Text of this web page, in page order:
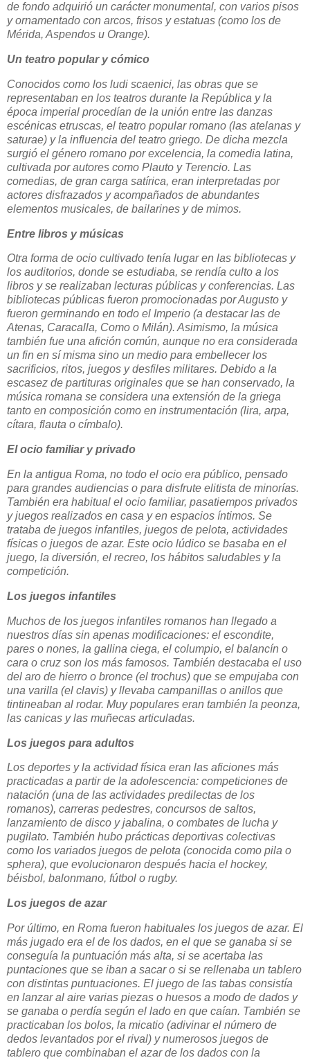
de fondo adquirió un carácter monumental, con varios pisos
y ornamentado con arcos, frisos y estatuas (como los de
Mérida, Aspendos u Orange).
Un teatro popular y cómico
Conocidos como los ludi scaenici, las obras que se
representaban en los teatros durante la República y la
época imperial procedían de la unión entre las danzas
escénicas etruscas, el teatro popular romano (las atelanas y
saturae) y la influencia del teatro griego. De dicha mezcla
surgió el género romano por excelencia, la comedia latina,
cultivada por autores como Plauto y Terencio. Las
comedias, de gran carga satírica, eran interpretadas por
actores disfrazados y acompañados de abundantes
elementos musicales, de bailarines y de mimos.
Entre libros y músicas
Otra forma de ocio cultivado tenía lugar en las bibliotecas y
los auditorios, donde se estudiaba, se rendía culto a los
libros y se realizaban lecturas públicas y conferencias. Las
bibliotecas públicas fueron promocionadas por Augusto y
fueron germinando en todo el Imperio (a destacar las de
Atenas, Caracalla, Como o Milán). Asimismo, la música
también fue una afición común, aunque no era considerada
un fin en sí misma sino un medio para embellecer los
sacrificios, ritos, juegos y desfiles militares. Debido a la
escasez de partituras originales que se han conservado, la
música romana se considera una extensión de la griega
tanto en composición como en instrumentación (lira, arpa,
cítara, flauta o címbalo).
El ocio familiar y privado
En la antigua Roma, no todo el ocio era público, pensado
para grandes audiencias o para disfrute elitista de minorías.
También era habitual el ocio familiar, pasatiempos privados
y juegos realizados en casa y en espacios íntimos. Se
trataba de juegos infantiles, juegos de pelota, actividades
físicas o juegos de azar. Este ocio lúdico se basaba en el
juego, la diversión, el recreo, los hábitos saludables y la
competición.
Los juegos infantiles
Muchos de los juegos infantiles romanos han llegado a
nuestros días sin apenas modificaciones: el escondite,
pares o nones, la gallina ciega, el columpio, el balancín o
cara o cruz son los más famosos. También destacaba el uso
del aro de hierro o bronce (el trochus) que se empujaba con
una varilla (el clavis) y llevaba campanillas o anillos que
tintineaban al rodar. Muy populares eran también la peonza,
las canicas y las muñecas articuladas.
Los juegos para adultos
Los deportes y la actividad física eran las aficiones más
practicadas a partir de la adolescencia: competiciones de
natación (una de las actividades predilectas de los
romanos), carreras pedestres, concursos de saltos,
lanzamiento de disco y jabalina, o combates de lucha y
pugilato. También hubo prácticas deportivas colectivas
como los variados juegos de pelota (conocida como pila o
sphera), que evolucionaron después hacia el hockey,
béisbol, balonmano, fútbol o rugby.
Los juegos de azar
Por último, en Roma fueron habituales los juegos de azar. El
más jugado era el de los dados, en el que se ganaba si se
conseguía la puntuación más alta, si se acertaba las
puntaciones que se iban a sacar o si se rellenaba un tablero
con distintas puntuaciones. El juego de las tabas consistía
en lanzar al aire varias piezas o huesos a modo de dados y
se ganaba o perdía según el lado en que caían. También se
practicaban los bolos, la micatio (adivinar el número de
dedos levantados por el rival) y numerosos juegos de
tablero que combinaban el azar de los dados con la